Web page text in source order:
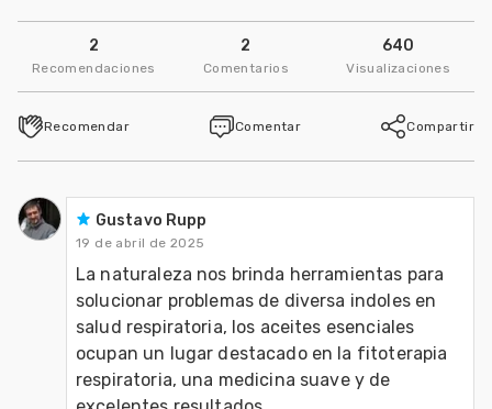
2
Recomendaciones
2
Comentarios
640
Visualizaciones
Recomendar Comentar Compartir
Gustavo Rupp
19 de abril de 2025
La naturaleza nos brinda herramientas para
solucionar problemas de diversa indoles en
salud respiratoria, los aceites esenciales
ocupan un lugar destacado en la fitoterapia
respiratoria, una medicina suave y de